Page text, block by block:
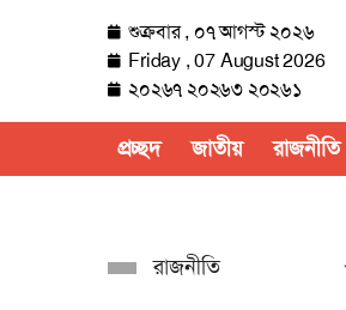
শুক্রবার , ০৭ আগস্ট ২০২৬
Friday , 07 August 2026
২০২৬৭ ২০২৬৩ ২০২৬১
প্রচ্ছদ জাতীয় রাজনীতি
রাজনীতি